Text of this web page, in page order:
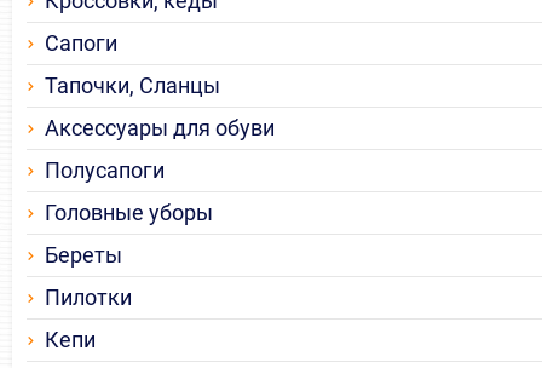
Сапоги
Тапочки, Сланцы
Аксессуары для обуви
Полусапоги
Головные уборы
Береты
Пилотки
Кепи